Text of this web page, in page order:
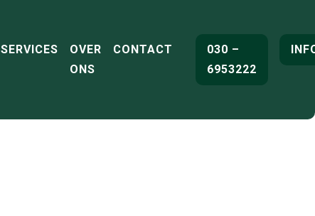
SERVICES
OVER
ONS
CONTACT
030 –
6953222